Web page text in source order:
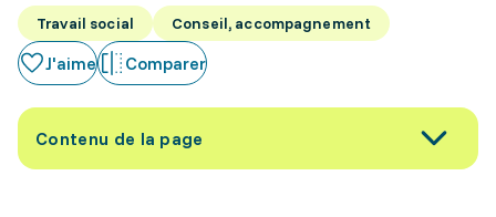
Travail social Conseil, accompagnement
J'aime Comparer
Contenu de la page